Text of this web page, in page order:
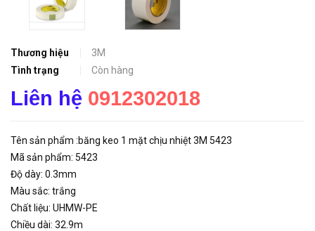
Thương hiệu
3M
Tình trạng
Còn hàng
Liên hệ 0912302018
Tên sản phẩm :băng keo 1 mặt chịu nhiệt 3M 5423
Mã sản phẩm: 5423
Độ dày: 0.3mm
Màu sắc: trắng
Chất liệu: UHMW-PE
Chiều dài: 32.9m